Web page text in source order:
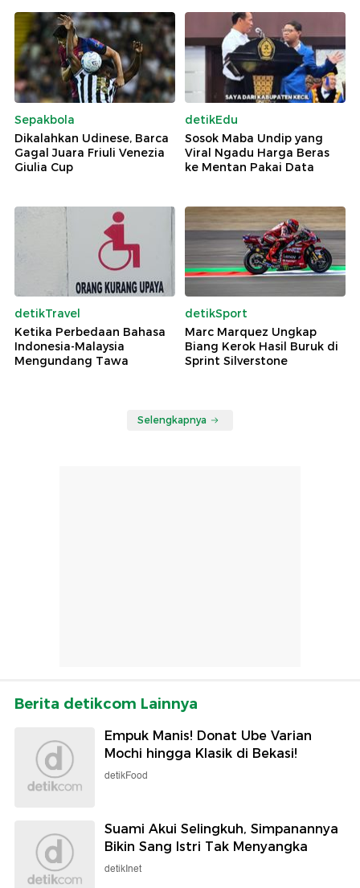
Sepakbola
Dikalahkan Udinese, Barca
Gagal Juara Friuli Venezia
Giulia Cup
detikEdu
Sosok Maba Undip yang
Viral Ngadu Harga Beras
ke Mentan Pakai Data
detikTravel
Ketika Perbedaan Bahasa
Indonesia-Malaysia
Mengundang Tawa
detikSport
Marc Marquez Ungkap
Biang Kerok Hasil Buruk di
Sprint Silverstone
Selengkapnya
Berita detikcom Lainnya
Empuk Manis! Donat Ube Varian
Mochi hingga Klasik di Bekasi!
detikFood
Suami Akui Selingkuh, Simpanannya
Bikin Sang Istri Tak Menyangka
detikInet